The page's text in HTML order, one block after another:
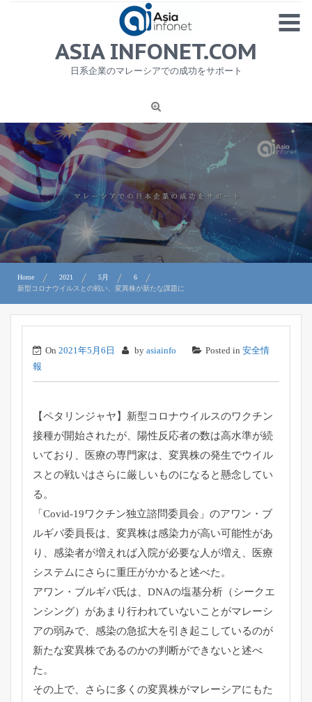
MENU
1
ニュース
労務サービス
プライバシーポリシー及び著作権について
お問合せ
ASIA INFONET.COM
日系企業のマレーシアでの成功をサポート
Home 2021 5月
6
新型コロナウイルスとの戦い、変異株が新たな課題に
On 2021年5月6日 by asiainfo Posted in 安全情
報
【ペタリンジャヤ】 新型コロナウイルスのワクチン
接種が開始されたが、
陽性反応者の数は高水準が続
いており、医療の専門家は、 変異株の発生でウイル
スとの戦いはさらに厳しいものになると懸念 してい
る。
「Covid-19ワクチン独立諮問委員会」のアワン・ ブ
ルギバ委員長は、変異株は感染力が高い可能性があ
り、 感染者が増えれば入院が必要な人が増え、
医療
システムにさらに重圧がかかると述べた。
アワン・ブルギバ氏は、DNAの塩基分析（シークエ
ンシング） があまり行われていないことがマレーシ
アの弱みで、 感染の急拡大を引き起こしているのが
新たな変異株であるのかの判 断ができないと述べ
た。
その上で、
さらに多くの変異株がマレーシアにもた